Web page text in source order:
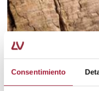
Consentimiento
CUIDADO DE LA PIEL
5 consejos